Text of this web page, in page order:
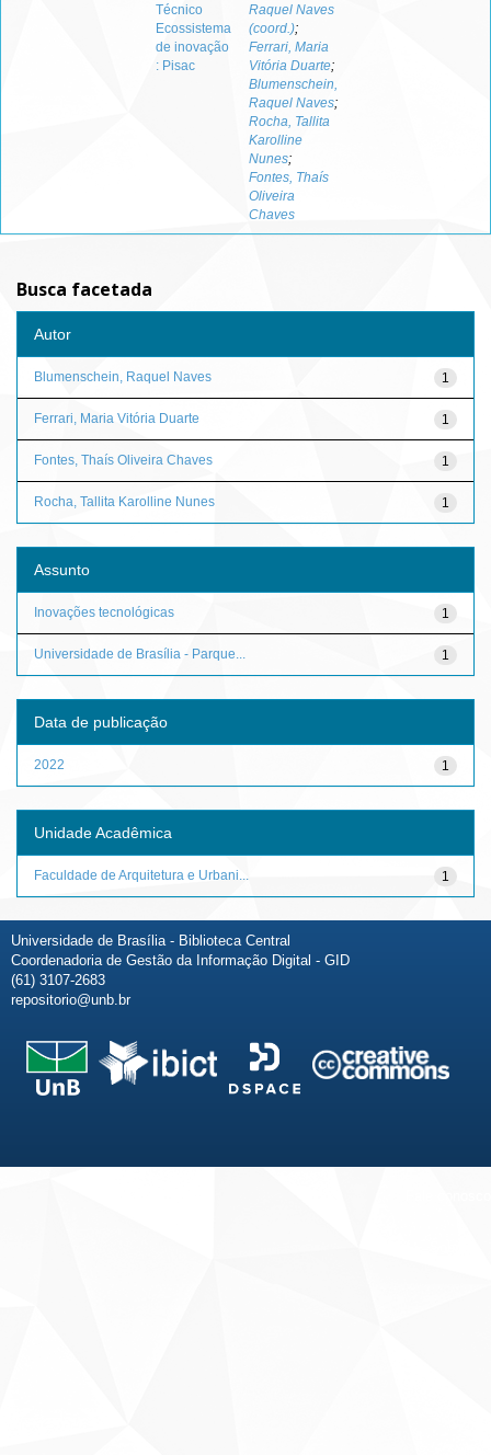
Técnico
Ecossistema
de inovação
: Pisac
Raquel Naves
(coord.);
Ferrari, Maria
Vitória Duarte;
Blumenschein,
Raquel Naves;
Rocha, Tallita
Karolline
Nunes;
Fontes, Thaís
Oliveira
Chaves
Busca facetada
Autor
1
Blumenschein, Raquel Naves
1
Ferrari, Maria Vitória Duarte
1
Fontes, Thaís Oliveira Chaves
1
Rocha, Tallita Karolline Nunes
Assunto
1
Inovações tecnológicas
1
Universidade de Brasília - Parque...
Data de publicação
1
2022
Unidade Acadêmica
1
Faculdade de Arquitetura e Urbani...
Universidade de Brasília - Biblioteca Central
Coordenadoria de Gestão da Informação Digital - GID
(61) 3107-2683
repositorio@unb.br